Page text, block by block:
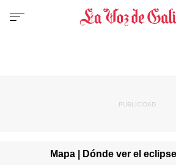
Mapa | Dónde ver el